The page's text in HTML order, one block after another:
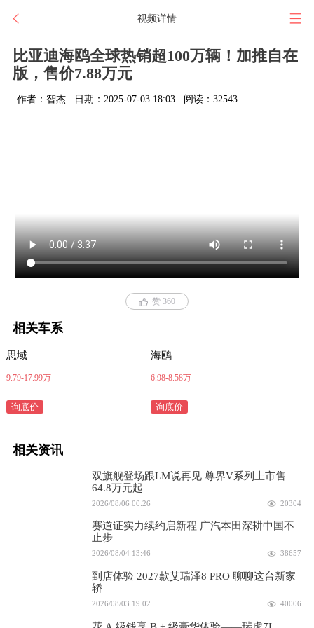
视频详情
比亚迪海鸥全球热销超100万辆！加推自在
版，售价7.88万元
作者：智杰 日期：2025-07-03 18:03 阅读：32543
赞 360
相关车系
思域
9.79-17.99万
询底价
海鸥
6.98-8.58万
询底价
相关资讯
双旗舰登场跟LM说再见 尊界V系列上市售
64.8万元起
2026/08/06 00:26 20304
赛道证实力续约启新程 广汽本田深耕中国不
止步
2026/08/04 13:46 38657
到店体验 2027款艾瑞泽8 PRO 聊聊这台新家
轿
2026/08/03 19:02 40006